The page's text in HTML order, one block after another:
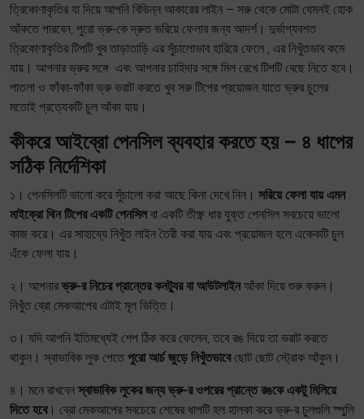
ত্রিকোণাকৃতির যা দিয়ে আপনি বিভিন্ন আকারের লাইন – সরু থেকে মোটা যেমনই হোক
আঁকতে পারবেন, পুরো ভ্রু-কে দ্রুত ভরিয়ে ফেলার জন্য আদর্শ। দুর্ভাগ্যবশত
ত্রিকোণাকৃতির টিপটি খুব তাড়াতাড়ি এর সুঁচালোভাব হারিয়ে ফেলে , এর নিখুঁতভাব কমে
যায়। আপনার ভ্রুর সঙ্গে এবং আপনার চাহিদার সঙ্গে মিল রেখে টিপটি বেছে নিতে হবে।
পাতলা ও ফাঁকা-ফাঁকা ভ্রু ভরাট করতে খুব সরু টিপের প্রয়োজন যাতে ভ্রুর চুলের
মতোই প্রত্যেকটি চুল আঁকা যায়।
কীকরে আইব্রো পেনসিল ব্যবহার করতে হয় – ৪ ধাপের
সঠিক নির্দেশিকা
১। পেনসিলটি ভালো করে সুঁচালো করা আছে কিনা দেখে নিন। সরিয়ে ফেলা যায় এমন
মাইক্রো থিন টিপের একটি পেনসিলবা একটি তীক্ষ্ণ ধার যুক্ত পেনসিল সবচেয়ে ভালো
কাজ করে। এর সাহায্যে নিখুঁত লাইন তৈরী করা যায় এবং প্রয়োজন হলে একেকটি চুল
এঁকে ফেলা যায়।
২। আপনার ভ্রু-র নিচের প্রান্তের কনট্যুর বা আউটলাইনআঁকা দিয়ে শুরু করুন।
নিখুঁত ব্রো মেকআপের এটাই মূল ভিত্তি।
৩। যদি আপনি ইতিমধ্যেই শেপ ঠিক করে ফেলেন, তবে রঙ দিয়ে তা ভরাট করতে
থাকুন। স্বাভাবিক লুক পেতেপুরো আর্চ জুড়ে নিখুঁতভাবেছোট ছোট স্ট্রোক আঁকুন।
৪। মনে রাখবেন স্বাভাবিক লুকের জন্য ভ্রু-র ওপরের প্রান্তে রঙকে একটু মিলিয়ে
দিতে হবে। ব্রো মেকআপের সবচেয়ে শেষের ধাপটি হল হালকা করে ভ্রু-র চুলগুলি স্পুলি